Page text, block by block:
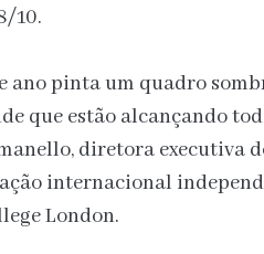
10.
ano pinta um quadro
que estão alcançando
diretora executiva
internacional
London.